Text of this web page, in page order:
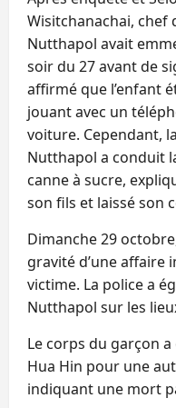
Wisitchanachai, chef
Nutthapol avait
soir du 27 avant de
affirmé que l’enfant
jouant avec un
voiture. Cependant,
Nutthapol a conduit
canne à sucre,
son fils et laissé son
Dimanche 29
gravité d’une affaire
victime. La police a
Nutthapol sur les
Le corps du garçon
Hua Hin pour une
indiquant une mort